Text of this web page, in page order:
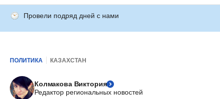
Провели подряд дней с нами
ПОЛИТИКА КАЗАХСТАН
Колмакова Виктория
Редактор региональных новостей